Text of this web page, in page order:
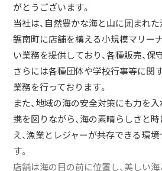
がとうございます。
当社は、自然豊かな海と山に囲まれ
鋸南町に店舗を構える小規模マリー
い業務を提供しており、各種販売、保
さらには各種団体や学校行事等に関
業務を行っております。
また、地域の海の安全対策にも力を
携を図りながら、海の素晴らしさと
え、漁業とレジャーが共存できる環
す。
店舗は海の目の前に位置し、美しい